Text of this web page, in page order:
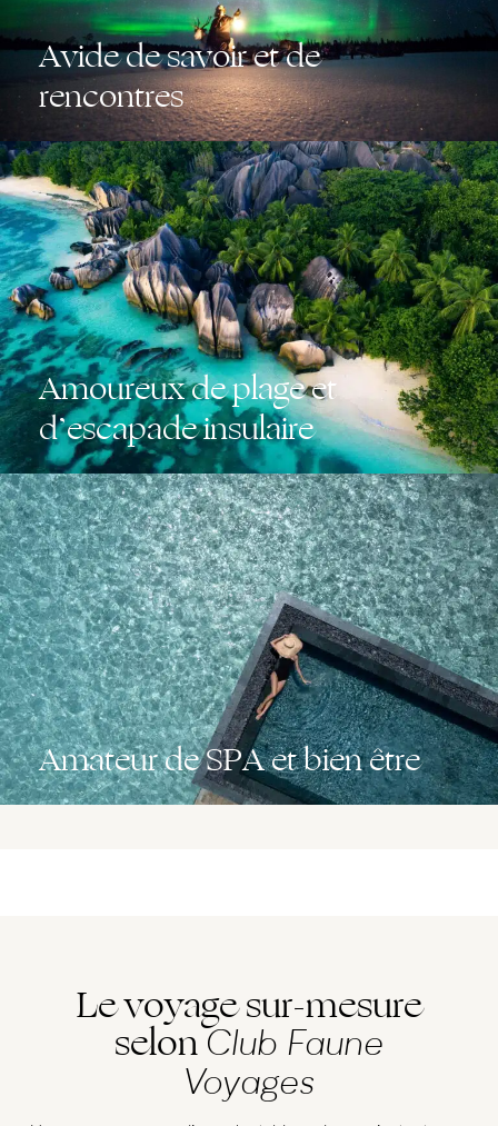
Avide de savoir et de
rencontres
Amoureux de plage et
d’escapade insulaire
Amateur de SPA et bien être
Le voyage sur-mesure
selonClub Faune
Voyages